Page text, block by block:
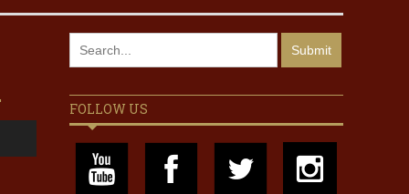
FOLLOW US